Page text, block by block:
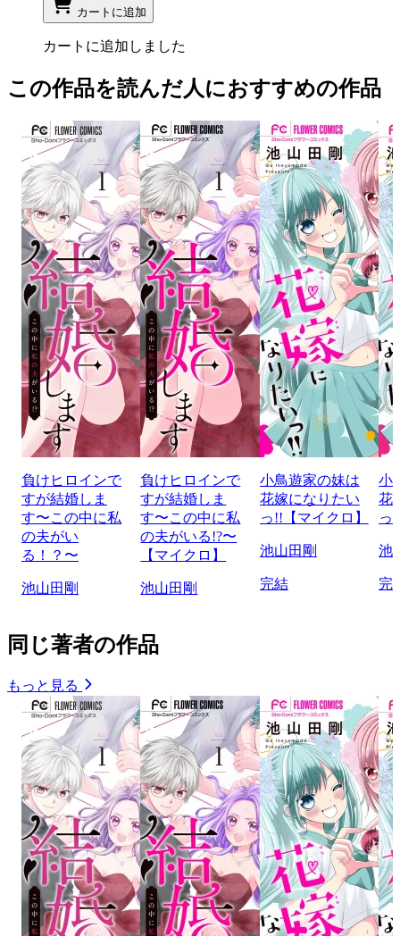
カートに追加
カートに追加しました
この作品を読んだ人におすすめの作品
負けヒロインで
すが結婚しま
す〜この中に私
の夫がい
る！？〜
池山田剛
負けヒロインで
すが結婚しま
す〜この中に私
の夫がいる!?〜
【マイクロ】
池山田剛
小鳥遊家の妹は
花嫁になりたい
っ!!【マイクロ】
池山田剛
完結
小
花
っ
池
完
同じ著者の作品
もっと見る